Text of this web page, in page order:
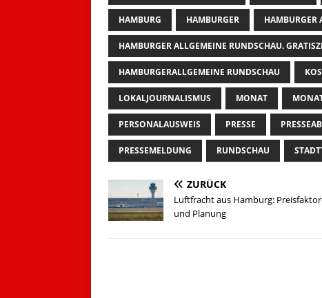
HAMBURG HAMBURGER HAMBURGER
HAMBURGER ALLGEMEINE RUNDSCHAU.
HAMBURGERALLGEMEINE RUNDSCHAU
LOKALJOURNALISMUS MONAT
PERSONALAUSWEIS PRESSE
PRESSEMELDUNG RUNDSCHAU
ZURÜCK
Luftfracht aus Hamburg:
und Planung